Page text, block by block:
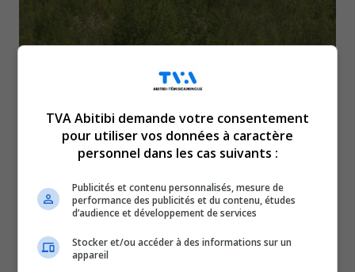
La SOPFEU a détecté un
incendie à l’est du lac
Osisko, aujourd’hui, vers 14
h 30.
Un avion-citerne est notamment sur place pour contrôler
le brasier de 75 mètres par 50 mètres qui se propage
TVA Abitibi demande votre consentement
pour utiliser vos données à caractère
personnel dans les cas suivants :
Publicités et contenu personnalisés, mesure de
performance des publicités et du contenu, études
d’audience et développement de services
Stocker et/ou accéder à des informations sur un
appareil